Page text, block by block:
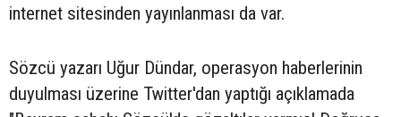
internet sitesinden yayınlanması da var.
Sözcü yazarı Uğur Dündar, operasyon haberlerinin
duyulması üzerine Twitter'dan yaptığı açıklamada